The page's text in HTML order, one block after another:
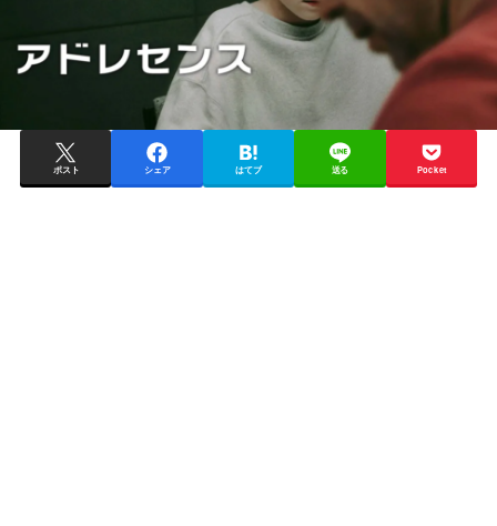
ポスト シェア はてブ 送る Pocket